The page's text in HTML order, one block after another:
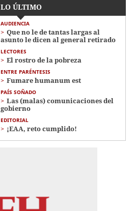
LO ÚLTIMO
AUDIENCIA
Que no le de tantas largas al
asunto le dicen al general retirado
LECTORES
El rostro de la pobreza
ENTRE PARÉNTESIS
Fumare humanum est
PAÍS SOÑADO
Las (malas) comunicaciones del
gobierno
EDITORIAL
¡EAA, reto cumplido!